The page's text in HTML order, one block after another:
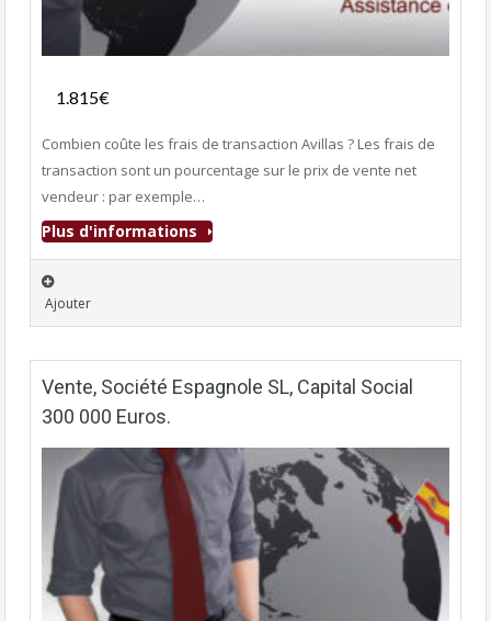
1.815€
Combien coûte les frais de transaction Avillas ? Les frais de
transaction sont un pourcentage sur le prix de vente net
vendeur : par exemple…
Plus d'informations
Ajouter
Vente, Société Espagnole SL, Capital Social
300 000 Euros.